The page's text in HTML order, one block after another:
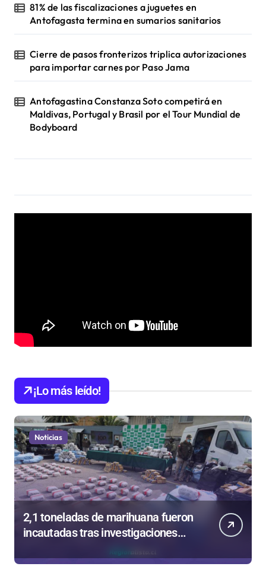
81% de las fiscalizaciones a juguetes en
Antofagasta termina en sumarios sanitarios
Cierre de pasos fronterizos triplica autorizaciones
para importar carnes por Paso Jama
Antofagastina Constanza Soto competirá en
Maldivas, Portugal y Brasil por el Tour Mundial de
Bodyboard
¡Lo más leído!
Noticias
2,1 toneladas de marihuana fueron
incautadas tras investigaciones